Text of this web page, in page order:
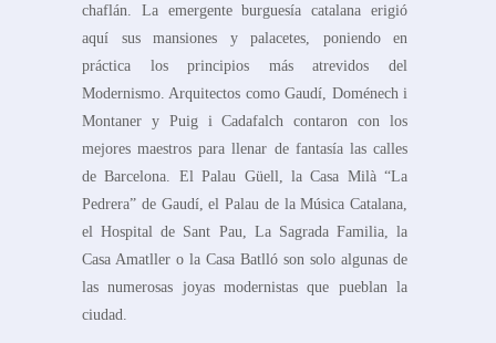
chaflán. La emergente burguesía catalana erigió
aquí sus mansiones y palacetes, poniendo en
práctica los principios más atrevidos del
Modernismo. Arquitectos como Gaudí, Doménech i
Montaner y Puig i Cadafalch contaron con los
mejores maestros para llenar de fantasía las calles
de Barcelona. El Palau Güell, la Casa Milà “La
Pedrera” de Gaudí, el Palau de la Música Catalana,
el Hospital de Sant Pau, La Sagrada Familia, la
Casa Amatller o la Casa Batlló son solo algunas de
las numerosas joyas modernistas que pueblan la
ciudad.